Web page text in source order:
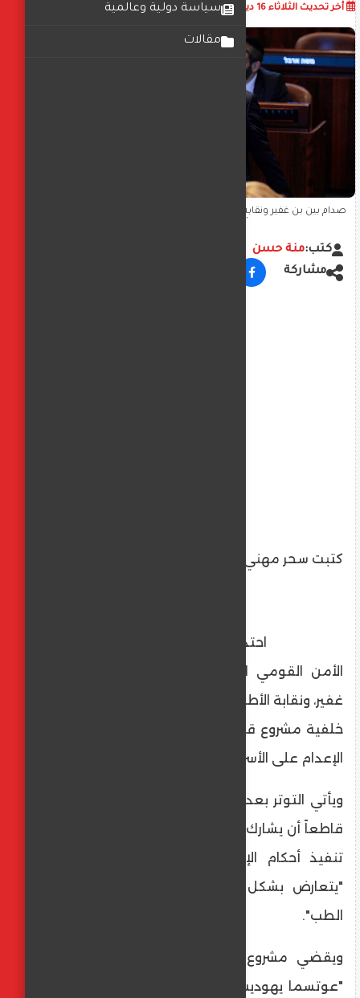
سياسة دولية وعالمية
مقالات
أخر تحديث الثلاثاء 16 ديسمبر 2025 11:00:08 ص
صدام بين بن غفير ونقابة الأطباء الإسرائيلية حول المشاركة في تنفيذ
كتب:منة حسن
مشاركة
كتبت سحر مهني
احتدم الخلاف بشكل علني بين وزير
الأمن القومي الإسرائيلي المتطرف، إيتمار بن
خلفية مشروع قانون يهدف إلى تطبيق عقوبة
الإعدام على الأسرى الفلسطينيين.
ويأتي التوتر بعد أن رفضت نقابة الأطباء رفضاً
قاطعاً أن يشارك أي طبيب إسرائيلي في عملية
تنفيذ أحكام الإعدام، مؤكدة أن هذا الإجراء
"يتعارض بشكل جوهري مع أخلاقيات مهنة
الطب".
ويقضي مشروع القانون، الذي بادر إليه حزب
"عوتسما يهوديت" (القوة اليهودية) بزعامة بن